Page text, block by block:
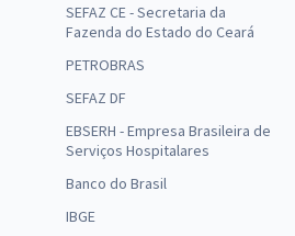
SEFAZ CE - Secretaria da
Fazenda do Estado do Ceará
PETROBRAS
SEFAZ DF
EBSERH - Empresa Brasileira de
Serviços Hospitalares
Banco do Brasil
IBGE